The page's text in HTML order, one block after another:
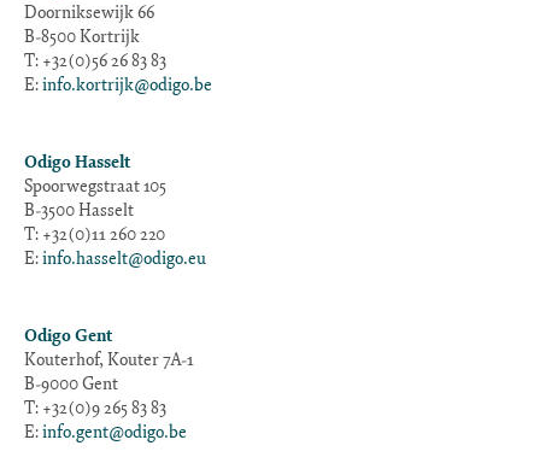
Doorniksewijk 66
B-8500 Kortrijk
T: +32(0)56 26 83 83
E: info.kortrijk@odigo.be
Odigo Hasselt
Spoorwegstraat 105
B-3500 Hasselt
T: +32(0)11 260 220
E: info.hasselt@odigo.eu
Odigo Gent
Kouterhof, Kouter 7A-1
B-9000 Gent
T: +32(0)9 265 83 83
E: info.gent@odigo.be